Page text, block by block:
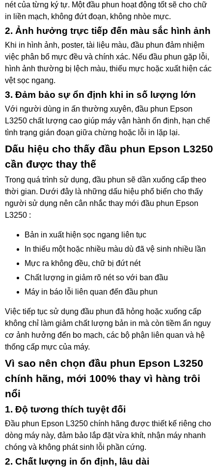
nét của từng ký tự. Một đầu phun hoạt động tốt sẽ cho chữ
in liền mạch, không đứt đoạn, không nhòe mực.
2. Ảnh hưởng trực tiếp đến màu sắc hình ảnh
Khi in hình ảnh, poster, tài liệu màu, đầu phun đảm nhiệm
việc phân bổ mực đều và chính xác. Nếu đầu phun gặp lỗi,
hình ảnh thường bị lệch màu, thiếu mực hoặc xuất hiện các
vệt sọc ngang.
3. Đảm bảo sự ổn định khi in số lượng lớn
Với người dùng in ấn thường xuyên, đầu phun Epson
L3250 chất lượng cao giúp máy vận hành ổn định, hạn chế
tình trạng gián đoạn giữa chừng hoặc lỗi in lặp lại.
Dấu hiệu cho thấy đầu phun Epson L3250
cần được thay thế
Trong quá trình sử dụng, đầu phun sẽ dần xuống cấp theo
thời gian. Dưới đây là những dấu hiệu phổ biến cho thấy
người sử dụng nên cân nhắc thay mới đầu phun Epson
L3250 :
Bản in xuất hiện sọc ngang liên tục
In thiếu một hoặc nhiều màu dù đã vệ sinh nhiều lần
Mực ra không đều, chữ bị đứt nét
Chất lượng in giảm rõ nét so với ban đầu
Máy in báo lỗi liên quan đến đầu phun
Việc tiếp tục sử dụng đầu phun đã hỏng hoặc xuống cấp
không chỉ làm giảm chất lượng bản in mà còn tiềm ẩn nguy
cơ ảnh hưởng đến bo mạch, các bộ phận liên quan và hệ
thống cấp mực của máy.
Vì sao nên chọn đầu phun Epson L3250
chính hãng, mới 100% thay vì hàng trôi
nổi
1. Độ tương thích tuyệt đối
Đầu phun Epson L3250 chính hãng được thiết kế riêng cho
dòng máy này, đảm bảo lắp đặt vừa khít, nhận máy nhanh
chóng và không phát sinh lỗi phần cứng.
2. Chất lượng in ổn định, lâu dài